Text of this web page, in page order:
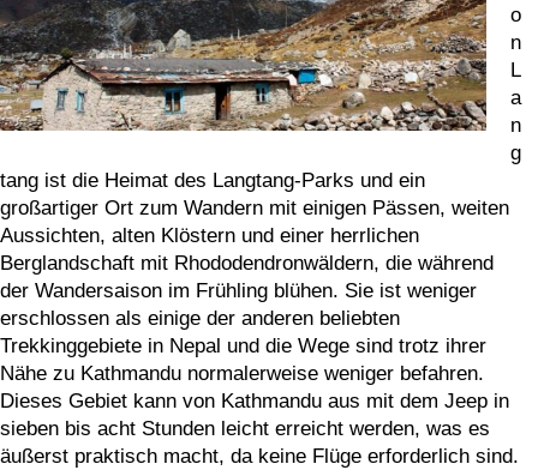
o
n
L
a
n
g
tang ist die Heimat des Langtang-Parks und ein
großartiger Ort zum Wandern mit einigen Pässen, weiten
Aussichten, alten Klöstern und einer herrlichen
Berglandschaft mit Rhododendronwäldern, die während
der Wandersaison im Frühling blühen. Sie ist weniger
erschlossen als einige der anderen beliebten
Trekkinggebiete in Nepal und die Wege sind trotz ihrer
Nähe zu Kathmandu normalerweise weniger befahren.
Dieses Gebiet kann von Kathmandu aus mit dem Jeep in
sieben bis acht Stunden leicht erreicht werden, was es
äußerst praktisch macht, da keine Flüge erforderlich sind.